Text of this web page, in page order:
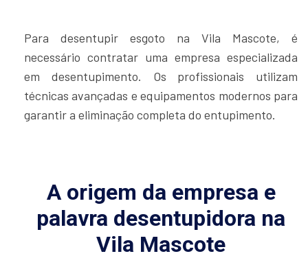
Para desentupir esgoto na Vila Mascote, é
necessário contratar uma empresa especializada
em desentupimento. Os profissionais utilizam
técnicas avançadas e equipamentos modernos para
garantir a eliminação completa do entupimento.
A origem da empresa e
palavra desentupidora na
Vila Mascote